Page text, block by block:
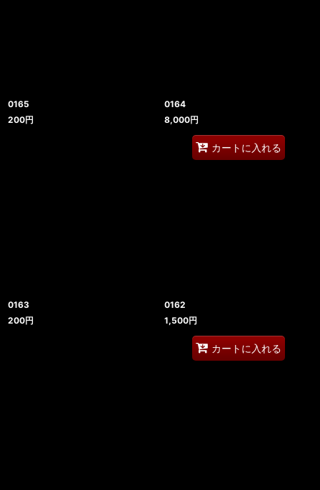
0165
200円
0164
8,000円
カートに入れる
0163
200円
0162
1,500円
カートに入れる